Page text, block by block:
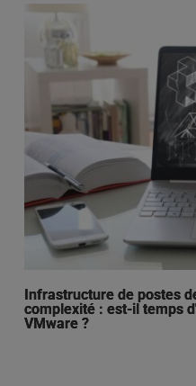
Infrastructure de postes
complexité : est-il temps
VMware ?